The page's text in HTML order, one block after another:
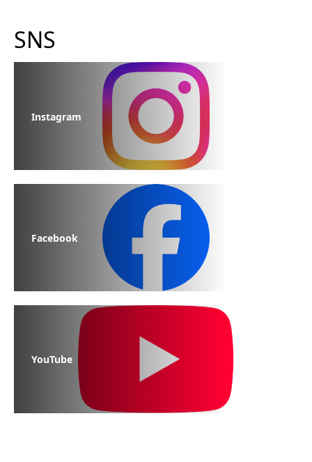
SNS
Instagram
Facebook
YouTube